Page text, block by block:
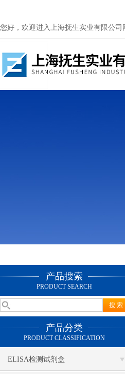
您好，欢迎进入上海抚生实业有限公司
产品搜索
PRODUCT SEARCH
产品分类
PRODUCT CLASSIFICATION
ELISA检测试剂盒